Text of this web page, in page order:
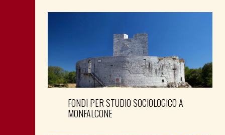
FONDI PER STUDIO SOCIOLOGICO A
MONFALCONE